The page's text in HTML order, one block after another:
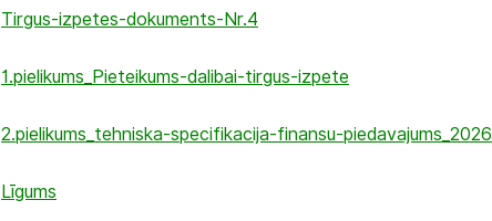
Tirgus-izpetes-dokuments-Nr.4
1.pielikums_Pieteikums-dalibai-tirgus-izpete
2.pielikums_tehniska-specifikacija-finansu-piedavajums_2026
Līgums